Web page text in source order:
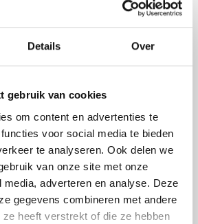
Details Over
gebruik van cookies
om content en advertenties te
voor social media te bieden
te analyseren. Ook delen we
van onze site met onze
adverteren en analyse. Deze
gegevens combineren met andere
ze heeft verstrekt of die ze hebben
mail of telefoon contact met ons
onze specialisten
tussen: 7:00 uur tot 22:00 uur
bereikbaar in het